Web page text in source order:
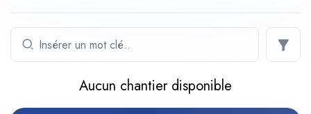
Aucun chantier disponible